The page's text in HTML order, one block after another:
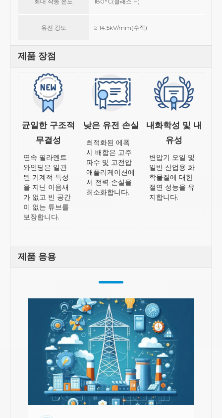
유전 강도 ≥ 14.5kV/mm(수직)
제품 장점
균일한 구조적
무결성
연속 필라멘트
와인딩은 일관
된 기계적 특성
을 지닌 이음새
가 없고 빈 공간
이 없는 튜브를
보장합니다.
낮은 유전 손실
최적화된 에폭
시 배합은 고주
파수 및 고전압
애플리케이션에
서 전력 손실을
최소화합니다.
내화학성 및 내
유성
변압기 오일 및
일반 산업용 화
학물질에 대한
절연 성능을 유
지합니다.
제품 응용